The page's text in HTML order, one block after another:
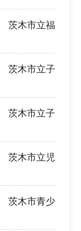
茨木市立福
茨木市立子
茨木市立子
茨木市立児
茨木市青少